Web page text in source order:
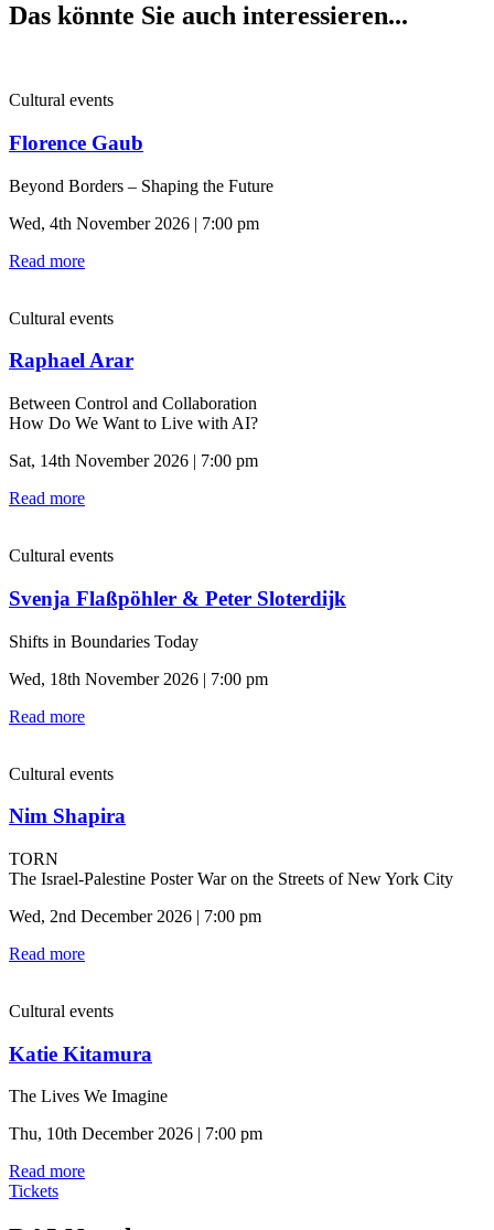
Das könnte Sie auch interessieren...
Cultural events
Florence Gaub
Beyond Borders – Shaping the Future
Wed, 4th November 2026 | 7:00 pm
Read more
Cultural events
Raphael Arar
Between Control and Collaboration
How Do We Want to Live with AI?
Sat, 14th November 2026 | 7:00 pm
Read more
Cultural events
Svenja Flaßpöhler & Peter Sloterdijk
Shifts in Boundaries Today
Wed, 18th November 2026 | 7:00 pm
Read more
Cultural events
Nim Shapira
TORN
The Israel-Palestine Poster War on the Streets of New York City
Wed, 2nd December 2026 | 7:00 pm
Read more
Cultural events
Katie Kitamura
The Lives We Imagine
Thu, 10th December 2026 | 7:00 pm
Read more
Tickets